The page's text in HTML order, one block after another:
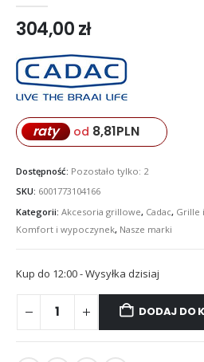
304,00zł
raty od 8,81PLN
Dostępność: Pozostało tylko: 2
SKU: 6001773104166
Kategorii: Akcesoria grillowe, Cadac, Grille
Komfort i wypoczynek, Nasze marki
Kup do 12:00 - Wysyłka dzisiaj
DODAJ DO